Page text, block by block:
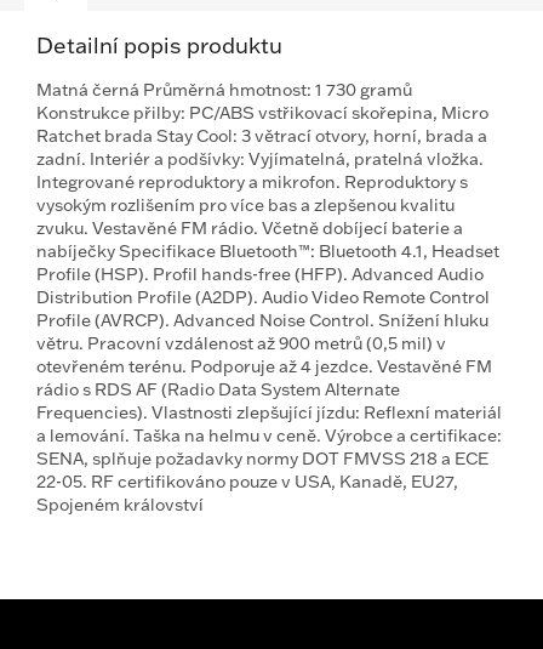
Detailní popis produktu
Matná černá Průměrná hmotnost: 1 730 gramů
Konstrukce přilby: PC/ABS vstřikovací skořepina, Micro
Ratchet brada Stay Cool: 3 větrací otvory, horní, brada a
zadní. Interiér a podšívky: Vyjímatelná, pratelná vložka.
Integrované reproduktory a mikrofon. Reproduktory s
vysokým rozlišením pro více bas a zlepšenou kvalitu
zvuku. Vestavěné FM rádio. Včetně dobíjecí baterie a
nabíječky Specifikace Bluetooth™: Bluetooth 4.1, Headset
Profile (HSP). Profil hands-free (HFP). Advanced Audio
Distribution Profile (A2DP). Audio Video Remote Control
Profile (AVRCP). Advanced Noise Control. Snížení hluku
větru. Pracovní vzdálenost až 900 metrů (0,5 mil) v
otevřeném terénu. Podporuje až 4 jezdce. Vestavěné FM
rádio s RDS AF (Radio Data System Alternate
Frequencies). Vlastnosti zlepšující jízdu: Reflexní materiál
a lemování. Taška na helmu v ceně. Výrobce a certifikace:
SENA, splňuje požadavky normy DOT FMVSS 218 a ECE
22-05. RF certifikováno pouze v USA, Kanadě, EU27,
Spojeném království